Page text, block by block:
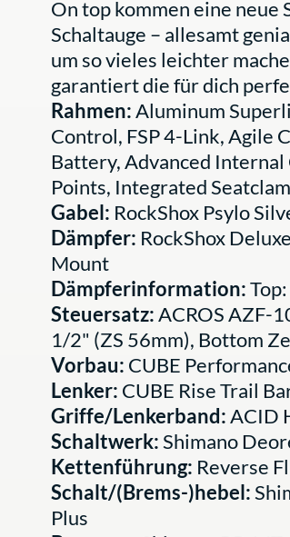
On top kommen eine
Schaltauge – allesamt
um so vieles leichter
garantiert die für dich
Rahmen:Aluminum
Control, FSP 4-Link, Agile
Battery, Advanced
Points, Integrated
Gabel: RockShox Psylo
Dämpfer: RockShox
Mount
Dämpferinformation:
Steuersatz:ACROS AZF-
1/2" (ZS 56mm), Bottom
Vorbau: CUBE
Lenker: CUBE Rise Trail
Griffe/Lenkerband:ACID
Schaltwerk:Shimano
Kettenführung: Reverse
Schalt/(Brems-)hebel:
Plus